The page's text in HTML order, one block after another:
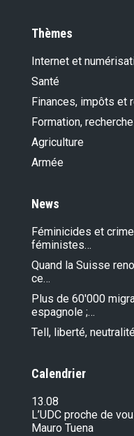
Thèmes
Internet et
Santé
Finances, impôts et
Formation,
Agriculture
Armée
News
Féminicides et
féministes…
Quand la Suisse
ce…
Plus de 60'000
espagnole ;…
Tell, liberté,
Calendrier
13.08
L’UDC proche de
Mauro Tuena